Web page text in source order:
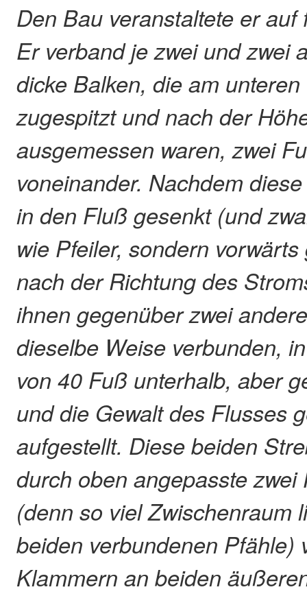
Den Bau veranstaltete er auf
Er verband je zwei und zwei
dicke Balken, die am
zugespitzt und nach der
ausgemessen waren, zwei
voneinander. Nachdem
in den Fluß gesenkt (und
wie Pfeiler, sondern
nach der Richtung des
ihnen gegenüber zwei
dieselbe Weise verbunden,
von 40 Fuß unterhalb, aber
und die Gewalt des Flusses
aufgestellt. Diese beiden
durch oben angepasste
(denn so viel Zwischenraum
beiden verbundenen Pfähle)
Klammern an beiden